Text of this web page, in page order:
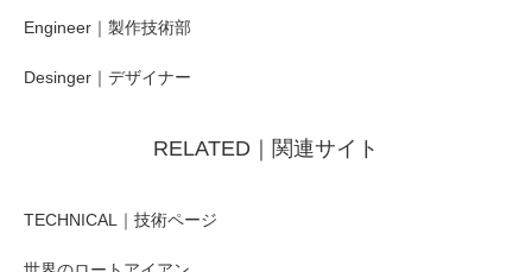
Engineer｜製作技術部
Desinger｜デザイナー
RELATED｜関連サイト
TECHNICAL｜技術ページ